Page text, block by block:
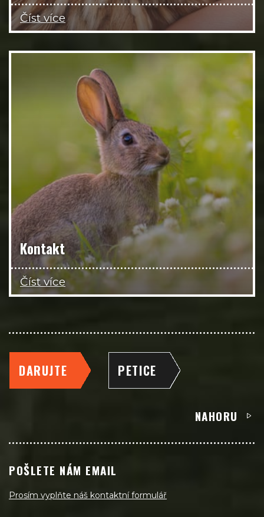
Číst více
Kontakt
Číst více
DARUJTE PETICE
NAHORU
POŠLETE NÁM EMAIL
Prosím vyplňte náš kontaktní formulář